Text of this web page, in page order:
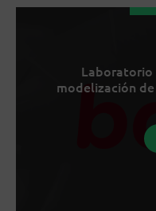
Laboratorio
modelización